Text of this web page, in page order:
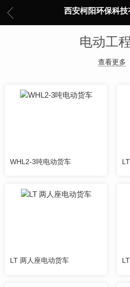
西安柯阳环保科技
电动工
查看更多
WHL2-3吨电动货车
LT 两人座电动货车